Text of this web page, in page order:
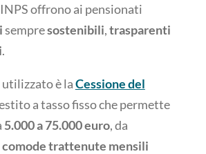
offrono ai pensionati
sempresostenibili,trasparenti
.
è laCessione del
a tasso fisso che permette
5.000 a 75.000 euro, da
comode trattenute mensili